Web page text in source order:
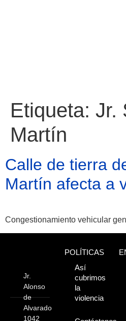
Moyobamba, está
lleno de atractivos
Etiqueta: Jr.
Martín
Calle de tierra
Martín afecta a
Congestionamiento vehicular
Jr.
Alonso
de
Alvarado
1042
POLÍTICAS
Así
cubrimos
la
violencia